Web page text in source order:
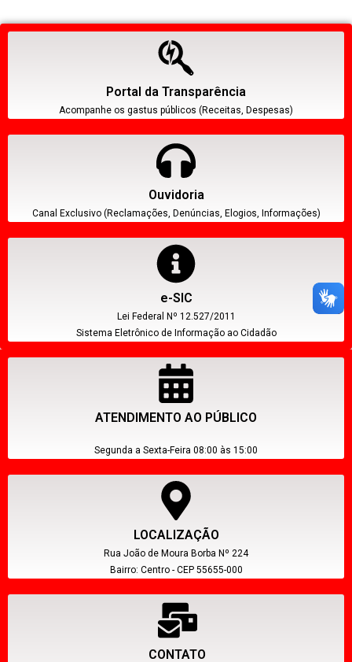
Portal da Transparência
Acompanhe os gastus públicos (Receitas, Despesas)
Ouvidoria
Canal Exclusivo (Reclamações, Denúncias, Elogios, Informações)
e-SIC
Lei Federal Nº 12.527/2011
Sistema Eletrônico de Informação ao Cidadão
ATENDIMENTO AO PÚBLICO
Segunda a Sexta-Feira 08:00 às 15:00
LOCALIZAÇÃO
Rua João de Moura Borba Nº 224
Bairro: Centro - CEP 55655-000
CONTATO